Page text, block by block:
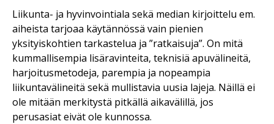
Liikunta- ja hyvinvointiala sekä median kirjoittelu em.
aiheista tarjoaa käytännössä vain pienien
yksityiskohtien tarkastelua ja ”ratkaisuja”. On mitä
kummallisempia lisäravinteita, teknisiä apuvälineitä,
harjoitusmetodeja, parempia ja nopeampia
liikuntavälineitä sekä mullistavia uusia lajeja. Näillä ei
ole mitään merkitystä pitkällä aikavälillä, jos
perusasiat eivät ole kunnossa.